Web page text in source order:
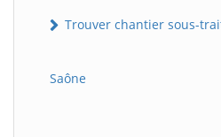
Trouver chantier sous-
Saône